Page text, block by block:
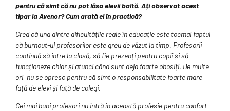
pentru că simt că nu pot lăsa elevii baltă. Ați observat acest
tipar la Avenor? Cum arată el în practică?
Cred că una dintre dificultățile reale în educație este tocmai faptul
că burnout-ul profesorilor este greu de văzut la timp. Profesorii
continuă să intre la clasă, să fie prezenți pentru copii și să
funcționeze chiar și atunci când sunt deja foarte obosiți. De multe
ori, nu se opresc pentru că simt o responsabilitate foarte mare
față de elevi și față de colegi.
Cei mai buni profesori nu intră în această profesie pentru confort